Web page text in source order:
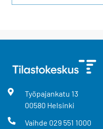
Työpajankatu 13
00580 Helsinki
Vaihde 029 551 1000